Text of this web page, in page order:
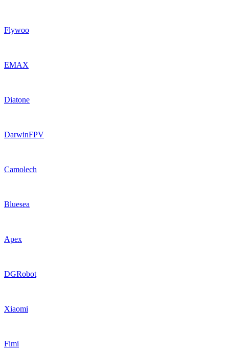
Flywoo
EMAX
Diatone
DarwinFPV
Camolech
Bluesea
Apex
DGRobot
Xiaomi
Fimi